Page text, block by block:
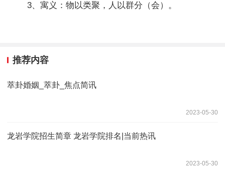
3、寓义：物以类聚，人以群分（会）。
推荐内容
萃卦婚姻_萃卦_焦点简讯
2023-05-30
龙岩学院招生简章 龙岩学院排名|当前热讯
2023-05-30